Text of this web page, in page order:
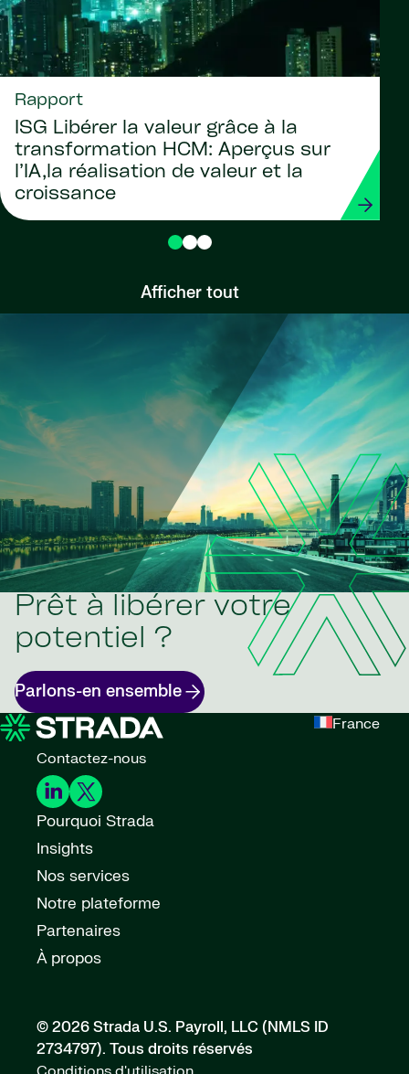
Rapport
ISG Libérer la valeur grâce à la
transformation HCM: Aperçus sur
l’IA,la réalisation de valeur et la
croissance
Afficher tout
Prêt à libérer votre
potentiel ?
Parlons-en ensemble
France
Contactez-nous
Pourquoi Strada
Insights
Nos services
Notre plateforme
Partenaires
À propos
© 2026 Strada U.S. Payroll, LLC (NMLS ID
2734797). Tous droits réservés